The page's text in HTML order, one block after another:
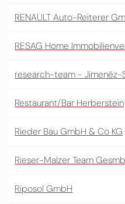
RENAULT Auto-Reiterer
RESAG Home
research-team - Jimenéz-
Restaurant/Bar Herberstein
Rieder Bau GmbH & Co KG
Rieser-Malzer Team
Riposol GmbH